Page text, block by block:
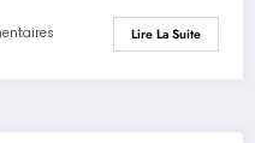
Lire La Suite